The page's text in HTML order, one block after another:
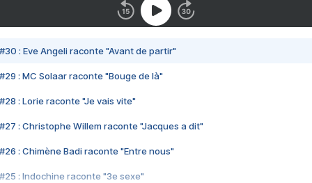
#30 : Eve Angeli raconte "Avant de partir"
#29 : MC Solaar raconte "Bouge de là"
#28 : Lorie raconte "Je vais vite"
#27 : Christophe Willem raconte "Jacques a dit"
#26 : Chimène Badi raconte "Entre nous"
#25 : Indochine raconte "3e sexe"